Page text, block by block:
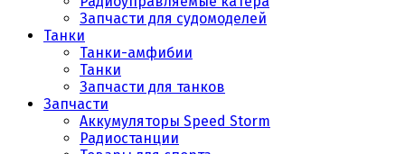
Запчасти для судомоделей
Танки
Танки-амфибии
Танки
Запчасти для танков
Запчасти
Аккумуляторы Speed Storm
Радиостанции